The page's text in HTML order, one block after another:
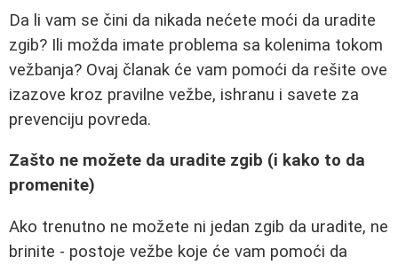
Da li vam se čini da nikada nećete moći da uradite
zgib? Ili možda imate problema sa kolenima tokom
vežbanja? Ovaj članak će vam pomoći da rešite ove
izazove kroz pravilne vežbe, ishranu i savete za
prevenciju povreda.
Zašto ne možete da uradite zgib (i kako to da
promenite)
Ako trenutno ne možete ni jedan zgib da uradite, ne
brinite - postoje vežbe koje će vam pomoći da